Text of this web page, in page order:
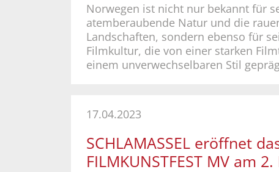
Norwegen ist nicht nur bekannt für
atemberaubende Natur und die
Landschaften, sondern ebenso für
Filmkultur, die von einer starken
einem unverwechselbaren Stil
17.04.2023
SCHLAMASSEL eröffnet
FILMKUNSTFEST MV am